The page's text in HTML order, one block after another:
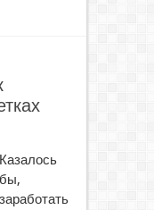
Казалось
бы,
заработать